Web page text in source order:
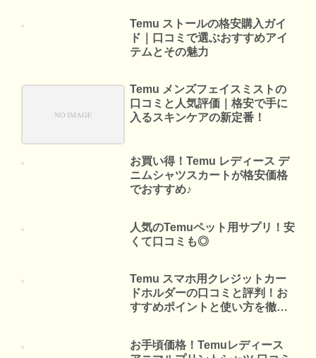
Temu ストールの格安購入ガイ
ド｜口コミで選ぶおすすめアイ
テムとその魅力
Temu メンズフェイスミストの
口コミと人気評価｜格安で手に
入るスキンケアの新定番！
お買い得！Temu レディース デ
ニムシャツスカートが格安価格
でおすすめ♪
人気のTemuペット用サプリ！安
くて口コミも◎
Temu スマホ用クレジットカー
ドホルダーの口コミと評判！お
すすめポイントと使い方を徹底
お手頃価格！Temuレディース